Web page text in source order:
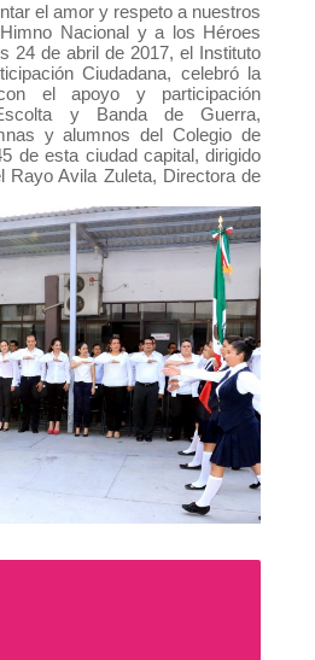
el amor y respeto a nuestros
Nacional y a los Héroes
24 de abril de 2017, el Instituto
Ciudadana, celebró la
el apoyo y participación
y Banda de Guerra,
y alumnos del Colegio de
de esta ciudad capital, dirigido
Rayo Avila Zuleta, Directora de